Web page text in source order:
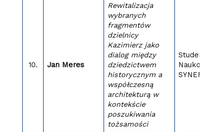
10. Jan Meres
Rewitalizacja
wybranych
fragmentów
dzielnicy
Kazimierz jako
dialog między
dziedzictwem
historycznym a
współczesną
architekturą w
kontekście
poszukiwania
tożsamości
Studenckie
Naukowe
SYNERGIA